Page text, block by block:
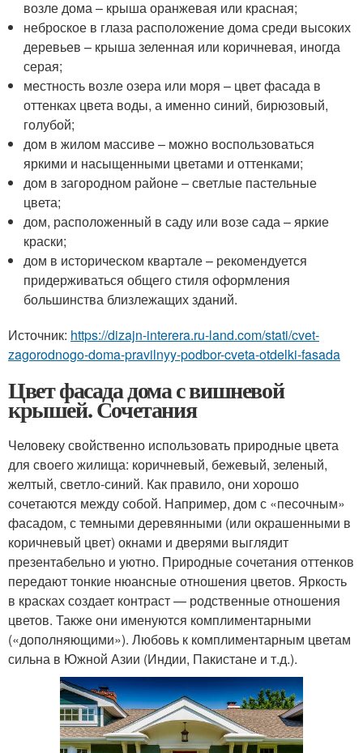
возле дома – крыша оранжевая или красная;
неброское в глаза расположение дома среди высоких
деревьев – крыша зеленная или коричневая, иногда
серая;
местность возле озера или моря – цвет фасада в
оттенках цвета воды, а именно синий, бирюзовый,
голубой;
дом в жилом массиве – можно воспользоваться
яркими и насыщенными цветами и оттенками;
дом в загородном районе – светлые пастельные
цвета;
дом, расположенный в саду или возе сада – яркие
краски;
дом в историческом квартале – рекомендуется
придерживаться общего стиля оформления
большинства близлежащих зданий.
Источник: https://dizajn-interera.ru-land.com/stati/cvet-
zagorodnogo-doma-pravilnyy-podbor-cveta-otdelki-fasada
Цвет фасада дома с вишневой
крышей. Сочетания
Человеку свойственно использовать природные цвета
для своего жилища: коричневый, бежевый, зеленый,
желтый, светло-синий. Как правило, они хорошо
сочетаются между собой. Например, дом с «песочным»
фасадом, с темными деревянными (или окрашенными в
коричневый цвет) окнами и дверями выглядит
презентабельно и уютно. Природные сочетания оттенков
передают тонкие нюансные отношения цветов. Яркость
в красках создает контраст — родственные отношения
цветов. Также они именуются комплиментарными
(«дополняющими»). Любовь к комплиментарным цветам
сильна в Южной Азии (Индии, Пакистане и т.д.).